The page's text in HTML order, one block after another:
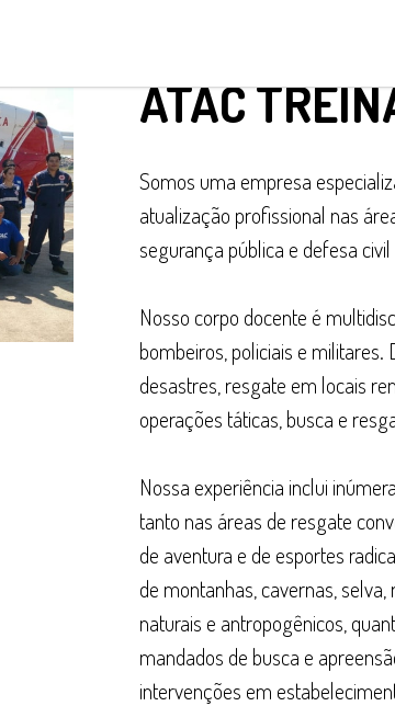
ATAC
Somos uma empresa
atualização profissional nas
segurança pública e defesa
Nosso corpo docente é
bombeiros, policiais e
desastres, resgate em locais
operações táticas, busca e
Nossa experiência inclui
tanto nas áreas de resgate
de aventura e de esportes
de montanhas, cavernas,
naturais e antropogênicos,
mandados de busca e
intervenções em